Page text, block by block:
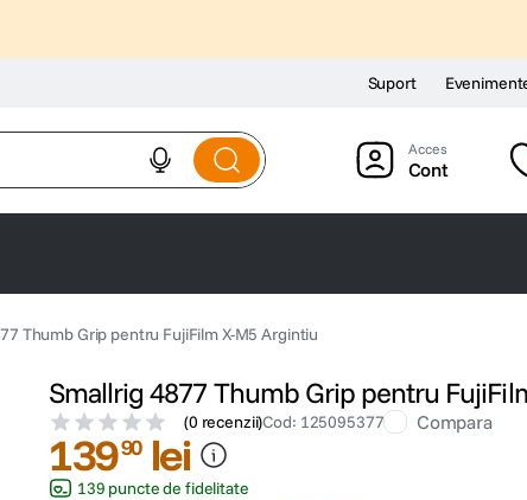
Suport
Cont
Thumb Grip pentru FujiFilm X-M5 Argintiu
Smallrig 4877 Thumb Grip pentru
(0 recenzii)Cod: 125095377 Compara
13990 lei
139 puncte de fidelitate